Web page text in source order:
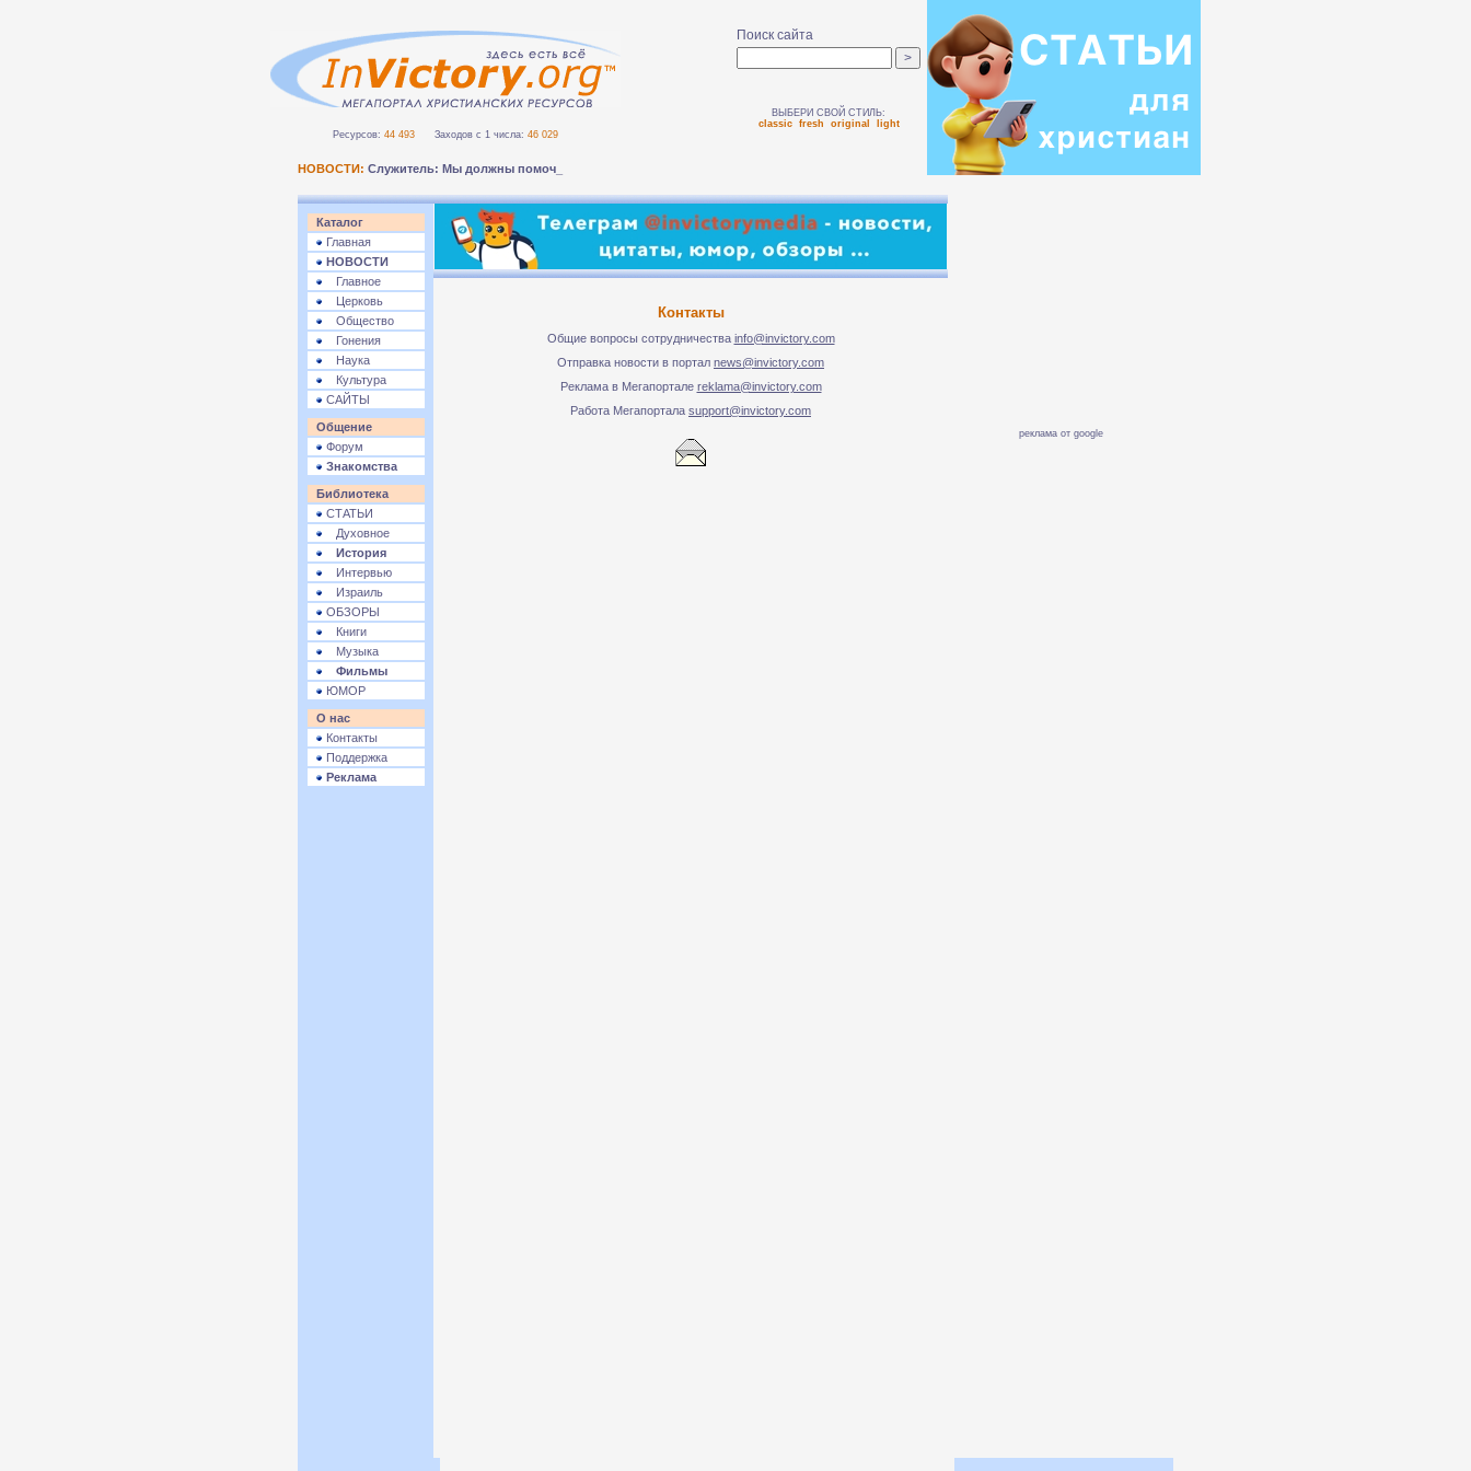
Ресурсов: 44 493 Заходов с 1 числа: 46 029
Поиск сайта
ВЫБЕРИ СВОЙ СТИЛЬ:
classic
fresh original light
НОВОСТИ: Служитель: Мы должны помочь люд-
Каталог
Главная
НОВОСТИ
Главное
Церковь
Общество
Гонения
Наука
Культура
САЙТЫ
Общение
Форум
Знакомства
Библиотека
СТАТЬИ
Духовное
История
Интервью
Израиль
ОБЗОРЫ
Книги
Музыка
Фильмы
ЮМОР
О нас
Контакты
Поддержка
Реклама
Контакты
Общие вопросы сотрудничества info@invictory.com
Отправка новости в портал news@invictory.com
Реклама в Мегапортале reklama@invictory.com
Работа Мегапортала support@invictory.com
реклама от google